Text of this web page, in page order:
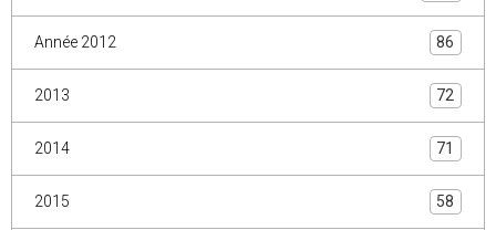
Année 2012 86
2013 72
2014 71
2015 58